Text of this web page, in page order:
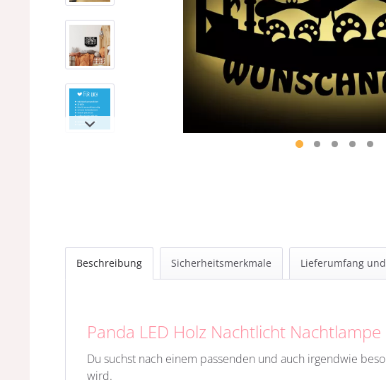
Beschreibung Sicherheitsmerkmale Lieferumfang
Panda LED Holz Nachtlicht
Du suchst nach einem passenden und auch irgendwie
wird.